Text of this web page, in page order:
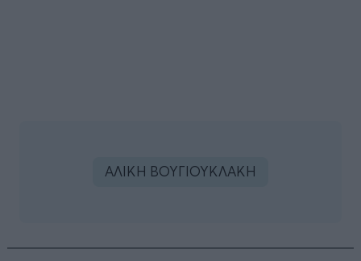
ΑΛΙΚΗ ΒΟΥΓΙΟΥΚΛΑΚΗ